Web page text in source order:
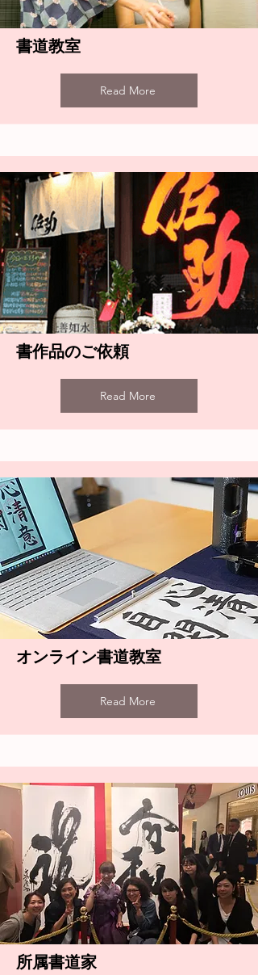
​書道教室
Read More
書作品のご依頼
Read More
オンライン書道教室
Read More
所属書道家